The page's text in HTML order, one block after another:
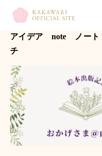
ホワイトとグリーン
アイデア note ノー
チ